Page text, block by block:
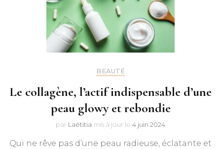
BEAUTÉ
Le collagène, l’actif indispensable d’une
peau glowy et rebondie
par Laëtitia mis à jour le 4 juin 2024
Qui ne rêve pas d’une peau radieuse, éclatante et